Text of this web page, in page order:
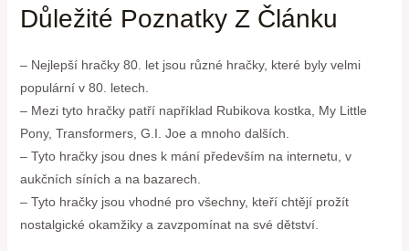
Důležité Poznatky Z Článku
– Nejlepší hračky 80. let jsou různé hračky, které byly velmi
populární v 80. letech.
– Mezi tyto hračky patří například Rubikova kostka, My Little
Pony, Transformers, G.I. Joe a mnoho dalších.
– Tyto hračky jsou dnes k mání především na internetu, v
aukčních síních a na bazarech.
– Tyto hračky jsou vhodné pro všechny, kteří chtějí prožít
nostalgické okamžiky a zavzpomínat na své dětství.